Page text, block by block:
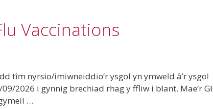
Vaccinations
tîm nyrsio/imiwneiddio’r ysgol yn ymweld â’r ysgol
09/2026 i gynnig brechiad rhag y ffliw i blant. Mae’r
…